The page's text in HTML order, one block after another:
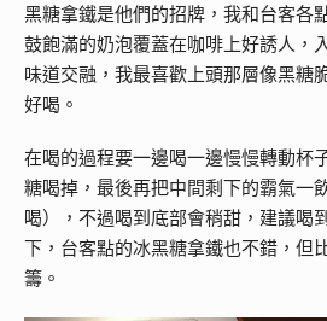
黑糖拿鐵是他們的招牌，我和台客各
鼓飽滿的奶泡覆蓋在咖啡上好誘人，
味道交融，我最喜歡上頭那層像黑糖
好喝。
在喝的過程要一邊喝一邊慢慢轉動杯
糖喝掉，最後再把中間剩下的霸氣一
喝），不過喝到底部會稍甜，建議喝
下，台客點的冰黑糖拿鐵也不錯，但
籌。